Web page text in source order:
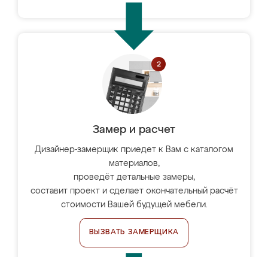
Замер и расчет
Дизайнер-замерщик приедет к Вам с каталогом
материалов,
проведёт детальные замеры,
составит проект и сделает окончательный расчёт
стоимости Вашей будущей мебели.
ВЫЗВАТЬ ЗАМЕРЩИКА